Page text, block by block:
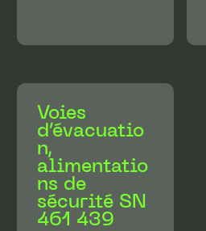
Voies
d’évacuatio
n,
alimentatio
ns de
sécurité SN
461 439